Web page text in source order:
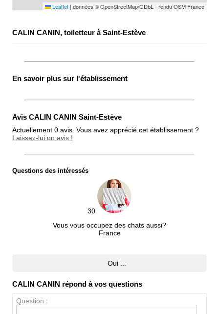
Leaflet | données © OpenStreetMap/ODbL - rendu OSM France
CALIN CANIN, toiletteur à Saint-Estève
En savoir plus sur l'établissement
Avis CALIN CANIN Saint-Estève
Actuellement 0 avis. Vous avez apprécié cet établissement ?
Laissez-lui un avis !
Note globale
Questions des intéressés
30
Vous vous occupez des chats aussi?
France
Oui ...
CALIN CANIN répond à vos questions
Question :